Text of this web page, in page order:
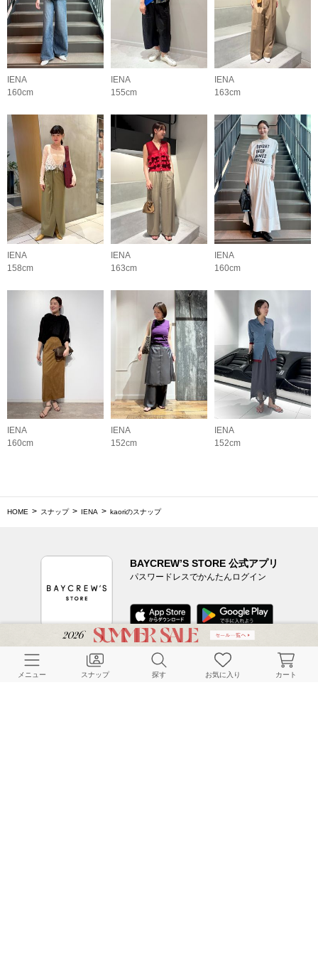
IENA
160cm
IENA
155cm
IENA
163cm
IENA
158cm
IENA
163cm
IENA
160cm
IENA
160cm
IENA
152cm
IENA
152cm
HOME スナップ IENA kaoriのスナップ
BAYCREW’S STORE 公式アプリ
パスワードレスでかんたんログイン
CUSTOMER SERVICE
メニュー スナップ 探す お気に入り カート